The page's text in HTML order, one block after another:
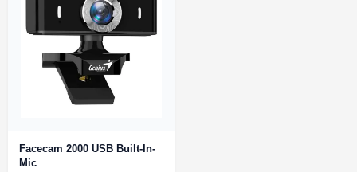
Facecam 2000 USB Built-In-
Mic